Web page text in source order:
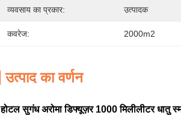
व्यवसाय का प्रकार: उत्पादक
कवरेज: 2000m2
उत्पाद का वर्णन
होटल सुगंध अरोमा डिफ्यूज़र 1000 मिलीलीटर धातु